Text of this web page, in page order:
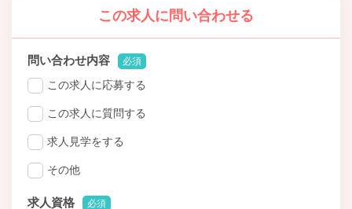
この求人に問い合わせる
問い合わせ内容 必須
この求人に応募する
この求人に質問する
求人見学をする
その他
求人資格 必須